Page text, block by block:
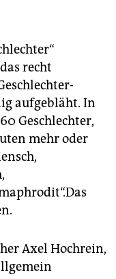
recht
aufgebläht. In
Geschlechter,
mehr oder
Axel Hochrein,